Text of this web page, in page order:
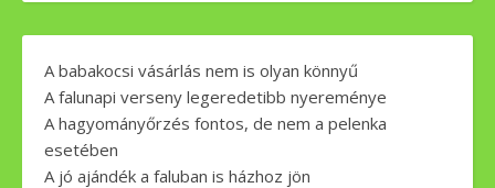
A babakocsi vásárlás nem is olyan könnyű
A falunapi verseny legeredetibb nyereménye
A hagyományőrzés fontos, de nem a pelenka
esetében
A jó ajándék a faluban is házhoz jön